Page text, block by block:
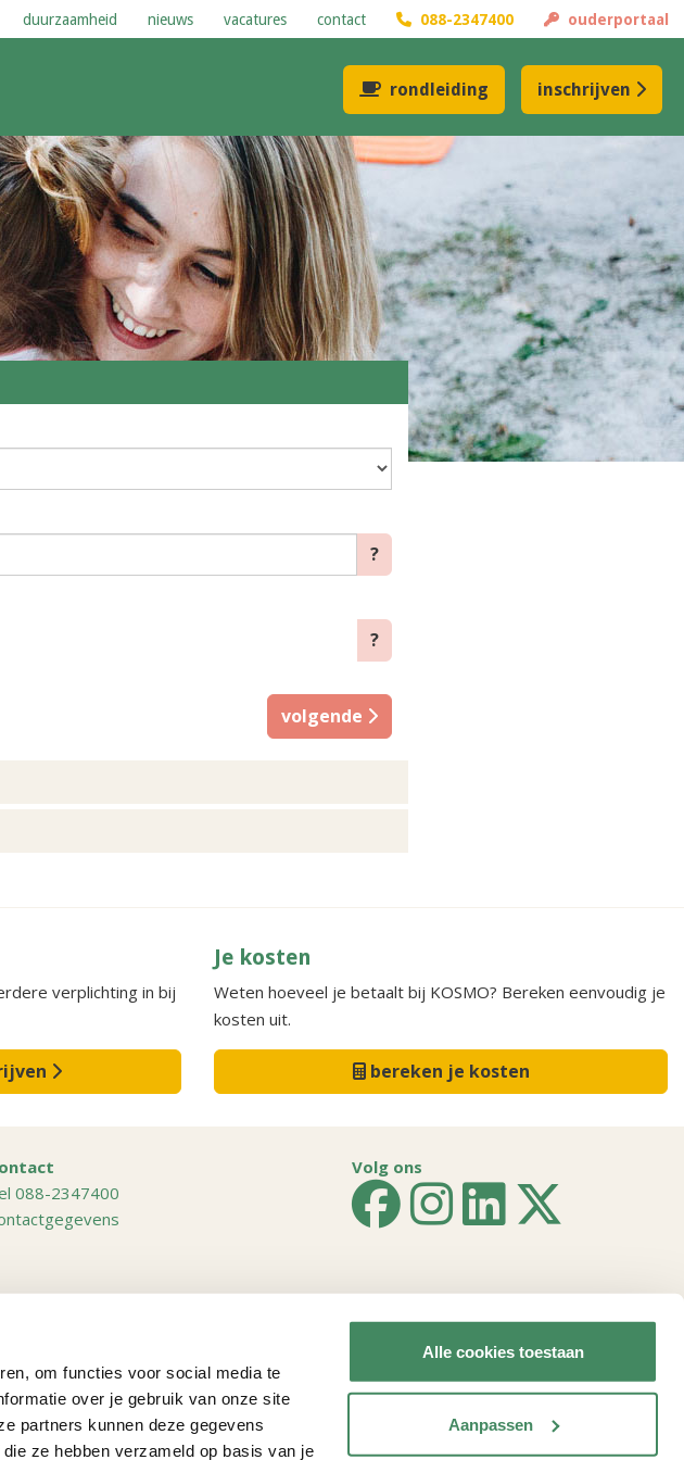
om functies voor social media te
over je gebruik van onze site
partners kunnen deze gegevens
ze hebben verzameld op basis van je
Alle cookies toestaan
Aanpassen
inschrijven
rondleiding
duurzaamheid nieuws vacatures contact 088-2347400 ouderportaal
?
?
volgende
verplichting in bij
Je kosten
Weten hoeveel je betaalt bij KOSMO? Bereken eenvoudig je
kosten uit.
bereken je kosten
Volg ons
088-2347400
Schalkhaar
Tubbergen